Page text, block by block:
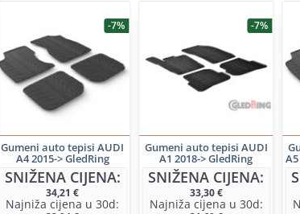
-7%
Gumeni auto tepisi AUDI
A4 2015-> GledRing
SNIŽENA CIJENA:
34,21€
Najniža cijena u 30d:
-7%
Gumeni auto tepisi AUDI
A1 2018-> GledRing
SNIŽENA CIJENA:
33,30€
Najniža cijena u 30d: